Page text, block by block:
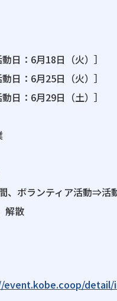
日：6月18日（火）］
日：6月25日（火）］
日：6月29日（土）］
、ボランティア活動⇒活
解散
detail/